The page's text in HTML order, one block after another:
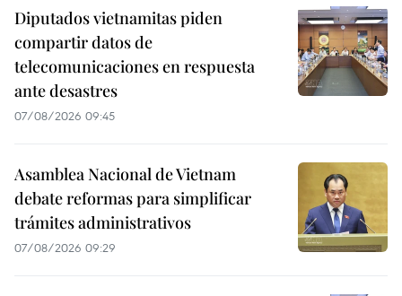
Diputados vietnamitas piden
compartir datos de
telecomunicaciones en respuesta
ante desastres
07/08/2026 09:45
Asamblea Nacional de Vietnam
debate reformas para simplificar
trámites administrativos
07/08/2026 09:29